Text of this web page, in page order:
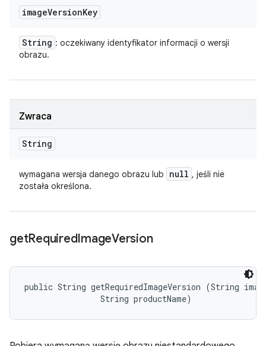
imageVersionKey
String : oczekiwany identyfikator informacji o wersji
obrazu.
Zwraca
String
wymagana wersja danego obrazu lub null , jeśli nie
została określona.
getRequiredImageVersion
public String getRequiredImageVersion (String
                String productName)